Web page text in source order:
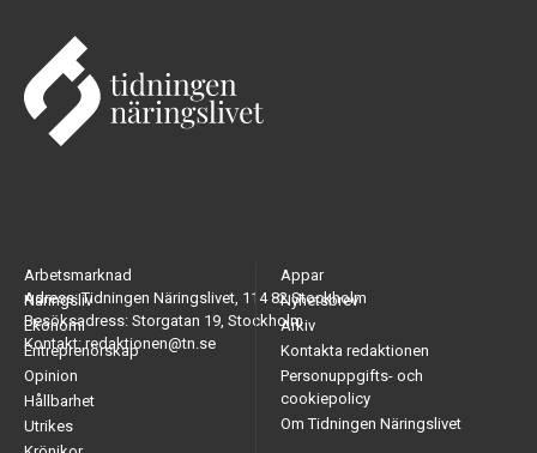
Adress: Tidningen Näringslivet, 114 82 Stockholm
Besöksadress: Storgatan 19, Stockholm
Kontakt: redaktionen@tn.se
Arbetsmarknad
Näringsliv
Ekonomi
Entreprenörskap
Opinion
Hållbarhet
Utrikes
Appar
Nyhetsbrev
Arkiv
Kontakta redaktionen
Personuppgifts- och
cookiepolicy
Om Tidningen Näringslivet